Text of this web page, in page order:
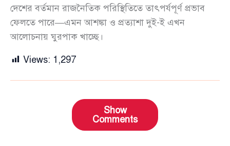
দেশের বর্তমান রাজনৈতিক পরিস্থিতিতে তাৎপর্যপূর্ণ প্রভাব
ফেলতে পারে—এমন আশঙ্কা ও প্রত্যাশা দুই-ই এখন
আলোচনায় ঘুরপাক খাচ্ছে।
Views: 1,297
Show
Comments